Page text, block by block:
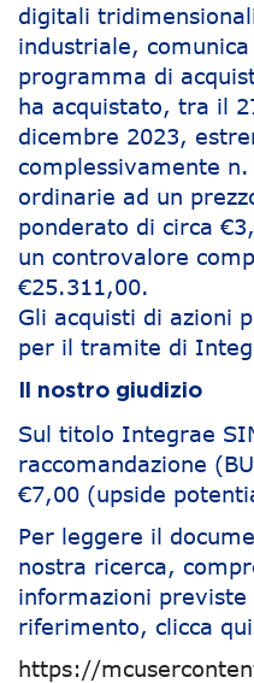
digitali
industriale,
programma di
ha acquistato, tra il
dicembre 2023,
complessivamente
ordinarie ad un
ponderato di circa
un controvalore
€25.311,00.
Gli acquisti di azioni
per il tramite di
Il nostro giudizio
Sul titolo Integrae
raccomandazione
€7,00 (upside
Per leggere il
nostra ricerca,
informazioni
riferimento, clicca
https://